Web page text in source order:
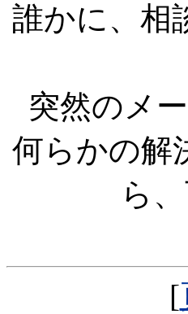
誰かに、相
突然のメ
何らかの解
ら
[